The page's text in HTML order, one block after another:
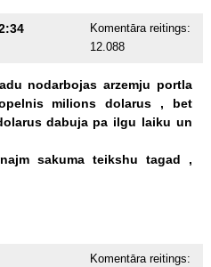
Komentāra reitings:
12.088
nodarbojas arzemju portla
milions dolarus ,
bet
dabuja pa ilgu laiku un
sakuma teikshu tagad
,
Komentāra reitings: